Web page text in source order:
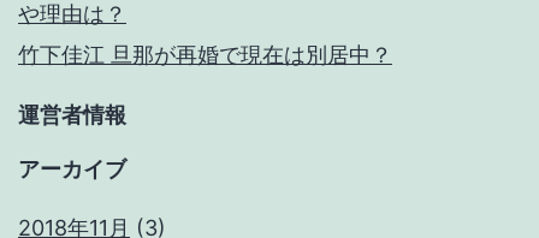
や理由は？
竹下佳江 旦那が再婚で現在は別居中？
運営者情報
アーカイブ
2018年11月 (3)